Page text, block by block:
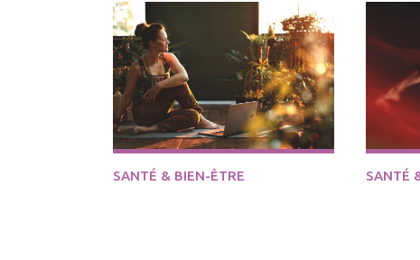
SANTÉ & BIEN-ÊTRE SANTÉ